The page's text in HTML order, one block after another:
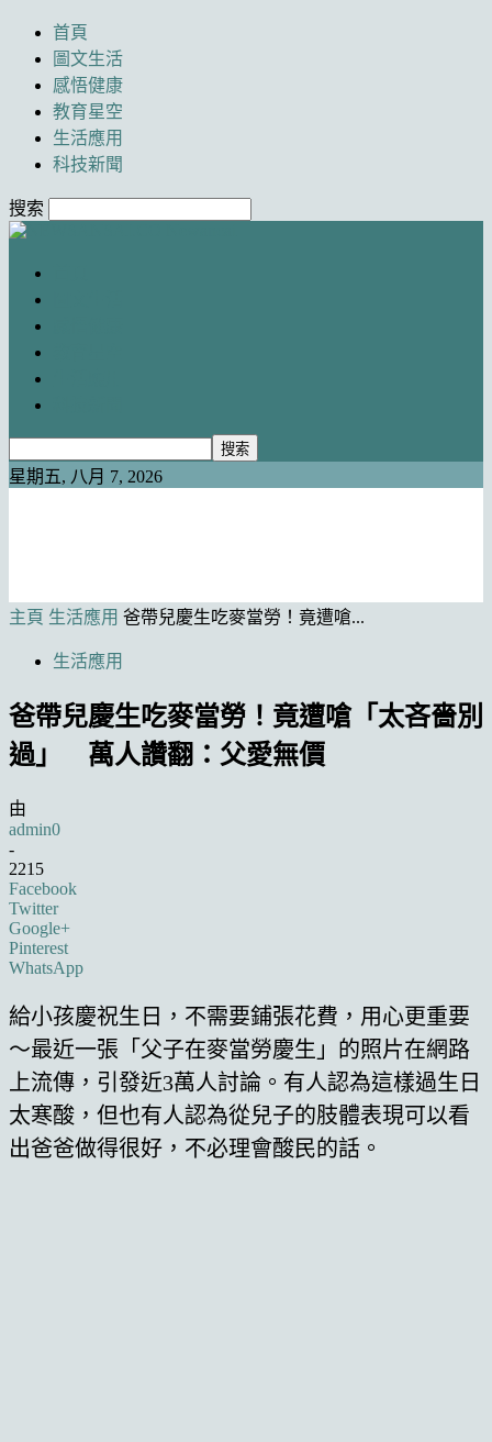
首頁
圖文生活
感悟健康
教育星空
生活應用
科技新聞
搜索
星期五, 八月 7, 2026
主頁 生活應用 爸帶兒慶生吃麥當勞！竟遭嗆...
生活應用
爸帶兒慶生吃麥當勞！竟遭嗆「太吝嗇別
過」 萬人讚翻：父愛無價
由
admin0
-
2215
Facebook
Twitter
Google+
Pinterest
WhatsApp
給小孩慶祝生日，不需要鋪張花費，用心更重要
～最近一張「父子在麥當勞慶生」的照片在網路
上流傳，引發近3萬人討論。有人認為這樣過生日
太寒酸，但也有人認為從兒子的肢體表現可以看
出爸爸做得很好，不必理會酸民的話。